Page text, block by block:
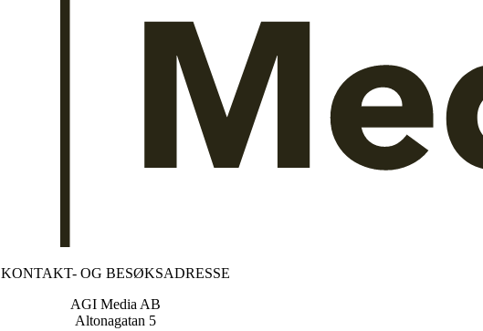
KONTAKT- OG BESØKSADRESSE
AGI Media AB
Altonagatan 5